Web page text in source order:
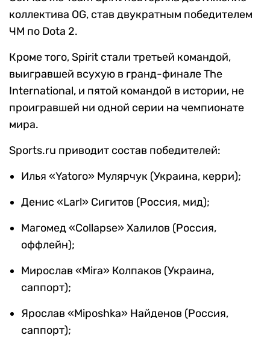
коллектива OG, став двукратным победителем
ЧМ по Dota 2.
Кроме того, Spirit стали третьей командой,
выигравшей всухую в гранд-финале The
International, и пятой командой в истории, не
проигравшей ни одной серии на чемпионате
мира.
Sports.ru приводит состав победителей:
Илья «Yatoro» Мулярчук (Украина, керри);
Денис «Larl» Сигитов (Россия, мид);
Магомед «Collapse» Халилов (Россия,
оффлейн);
Мирослав «Mira» Колпаков (Украина,
саппорт);
Ярослав «Miposhka» Найденов (Россия,
саппорт);